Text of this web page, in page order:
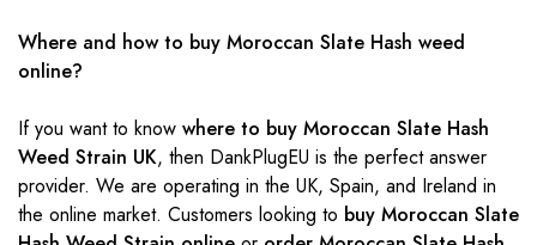
Where and how to buy Moroccan Slate Hash weed
online?
If you want to know where to buy Moroccan Slate Hash
Weed Strain UK, then DankPlugEU is the perfect answer
provider. We are operating in the UK, Spain, and Ireland in
the online market. Customers looking to buy Moroccan Slate